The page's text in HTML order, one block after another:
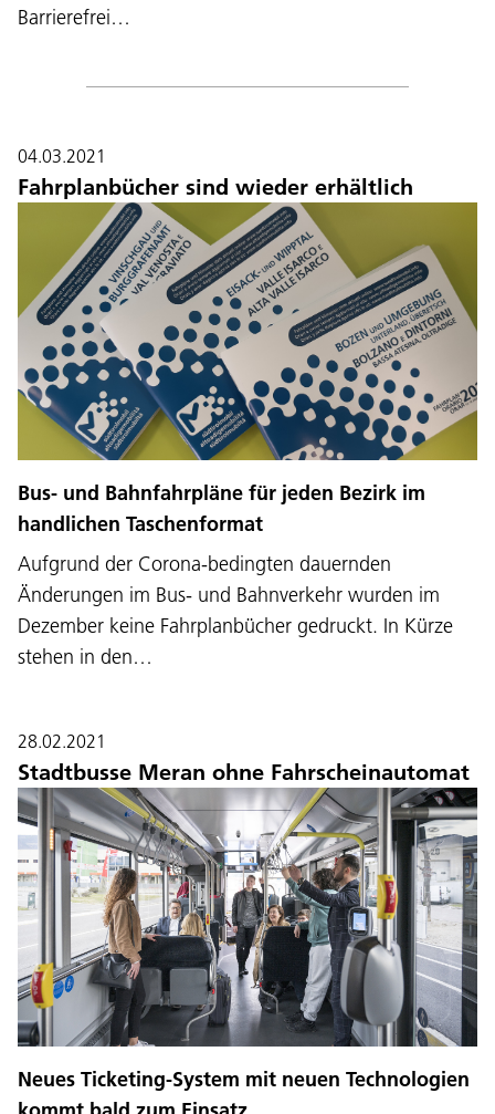
Barrierefrei…
04.03.2021
Fahrplanbücher sind wieder erhältlich
Bus- und Bahnfahrpläne für jeden Bezirk im
handlichen Taschenformat
Aufgrund der Corona-bedingten dauernden
Änderungen im Bus- und Bahnverkehr wurden im
Dezember keine Fahrplanbücher gedruckt. In Kürze
stehen in den…
28.02.2021
Stadtbusse Meran ohne Fahrscheinautomat
Neues Ticketing-System mit neuen Technologien